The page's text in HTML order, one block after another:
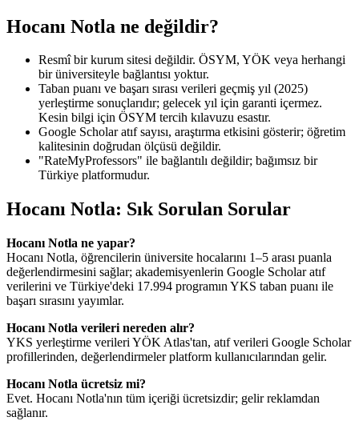
Hocanı Notla ne değildir?
Resmî bir kurum sitesi değildir. ÖSYM, YÖK veya herhangi
bir üniversiteyle bağlantısı yoktur.
Taban puanı ve başarı sırası verileri geçmiş yıl (2025)
yerleştirme sonuçlarıdır; gelecek yıl için garanti içermez.
Kesin bilgi için ÖSYM tercih kılavuzu esastır.
Google Scholar atıf sayısı, araştırma etkisini gösterir; öğretim
kalitesinin doğrudan ölçüsü değildir.
"RateMyProfessors" ile bağlantılı değildir; bağımsız bir
Türkiye platformudur.
Hocanı Notla: Sık Sorulan Sorular
Hocanı Notla ne yapar?
Hocanı Notla, öğrencilerin üniversite hocalarını 1–5 arası puanla
değerlendirmesini sağlar; akademisyenlerin Google Scholar atıf
verilerini ve Türkiye'deki 17.994 programın YKS taban puanı ile
başarı sırasını yayımlar.
Hocanı Notla verileri nereden alır?
YKS yerleştirme verileri YÖK Atlas'tan, atıf verileri Google Scholar
profillerinden, değerlendirmeler platform kullanıcılarından gelir.
Hocanı Notla ücretsiz mi?
Evet. Hocanı Notla'nın tüm içeriği ücretsizdir; gelir reklamdan
sağlanır.